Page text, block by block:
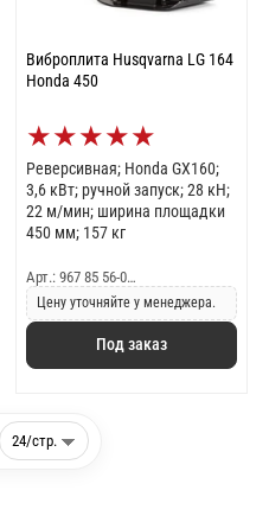
Виброплита Husqvarna LG 164
Honda 450
★★★★★
Реверсивная; Honda GX160;
3,6 кВт; ручной запуск; 28 кН;
22 м/мин; ширина площадки
450 мм; 157 кг
Арт.: 967 85 56-0…
Цену уточняйте у менеджера.
Под заказ